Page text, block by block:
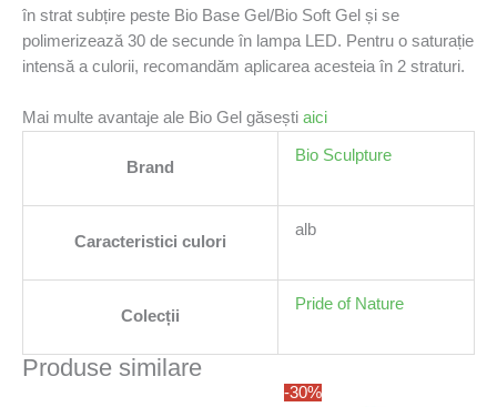
în strat subțire peste Bio Base Gel/Bio Soft Gel și se
polimerizează 30 de secunde în lampa LED. Pentru o saturație
intensă a culorii, recomandăm aplicarea acesteia în 2 straturi.
Mai multe avantaje ale Bio Gel găsești aici
Brand
Bio Sculpture
Caracteristici culori
alb
Colecții
Pride of Nature
Produse similare
-30%